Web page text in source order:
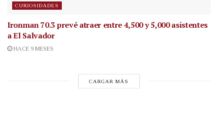
CURIOSIDADES
Ironman 70.3 prevé atraer entre 4,500 y 5,000 asistentes
a El Salvador
HACE 9 MESES
CARGAR MÁS